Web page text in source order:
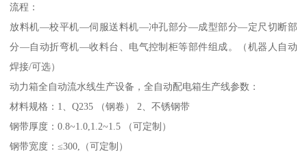
流程：
放料机—校平机—伺服送料机—冲孔部分—成型部分—定尺切断部
分—自动折弯机—收料台、电气控制柜等部件组成。（机器人自动
焊接/可选）
动力箱全自动流水线生产设备，全自动配电箱生产线参数：
材料规格：1、Q235 （钢卷） 2、不锈钢带
钢带厚度：0.8~1.0,1.2~1.5 （可定制）
钢带宽度：≤300,（可定制）